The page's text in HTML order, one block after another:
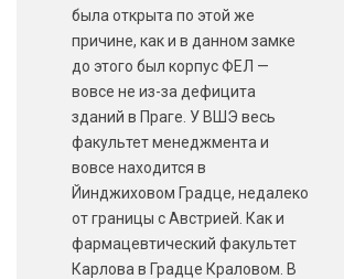
была открыта по этой же
причине, как и в данном замке
до этого был корпус ФЕЛ —
вовсе не из-за дефицита
зданий в Праге. У ВШЭ весь
факультет менеджмента и
вовсе находится в
Йинджиховом Градце, недалеко
от границы с Австрией. Как и
фармацевтический факультет
Карлова в Градце Краловом. В